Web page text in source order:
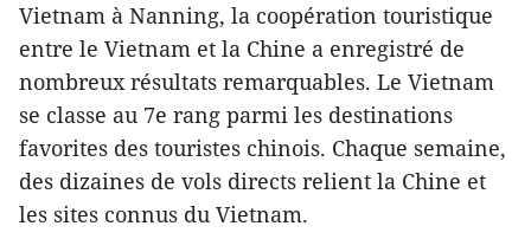
Vietnam à Nanning, la coopération touristique
entre le Vietnam et la Chine a enregistré de
nombreux résultats remarquables. Le Vietnam
se classe au 7e rang parmi les destinations
favorites des touristes chinois. Chaque semaine,
des dizaines de vols directs relient la Chine et
les sites connus du Vietnam.